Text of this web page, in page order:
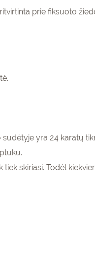
prie fiksuoto
yra 24 karatų
skiriasi. Todėl
gaukite
15%
pirmam
krepšeliui!